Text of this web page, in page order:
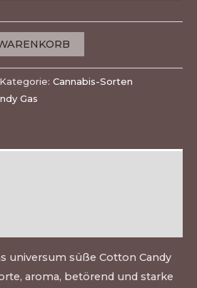
Kategorie: Cannabis-Sorten
Gas
universum süße Cotton Candy
aroma, betörend und starke